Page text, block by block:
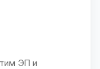
ЭП и